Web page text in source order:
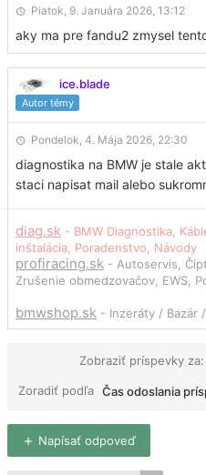
Piatok, 9. Januára 2026, 13:12
aky ma pre fandu2 zmysel
ice.blade
Autor témy
Pondelok, 4. Mája 2026, 22:30
diagnostika na BMW je stale
staci napisat mail alebo
diag.sk - BMW Diagnostika,
inštalácia, Poradenstvo, Návody
profiracing.sk - Autoservis,
Zrušenie obmedzovačov, EWS,
bmwshop.sk - Inzeráty / Bazár
Zobraziť príspevky za:
Zoradiť podľa Čas odoslania
Napísať odpoveď